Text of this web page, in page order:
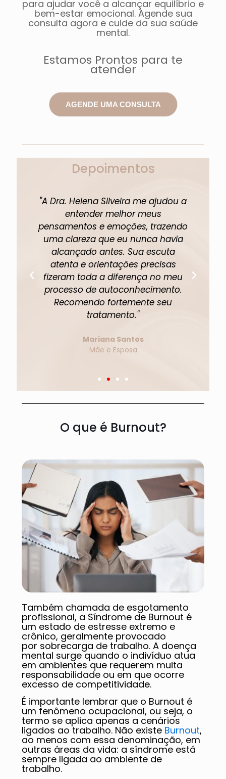
para ajudar você a alcançar equilíbrio e
bem-estar emocional. Agende sua
consulta agora e cuide da sua saúde
mental.
Estamos Prontos para te
atender
AGENDE UMA CONSULTA
Depoimentos
"A Dra. Helena Silveira me ajudou a
entender melhor meus
pensamentos e emoções, trazendo
uma clareza que eu nunca havia
alcançado antes. Sua escuta
atenta e orientações precisas
fizeram toda a diferença no meu
processo de autoconhecimento.
Recomendo fortemente seu
tratamento."
Mariana Santos
Mãe e Esposa
O que é Burnout?
Também chamada de esgotamento
profissional, a Síndrome de Burnout é
um estado de estresse extremo e
crônico, geralmente provocado
por sobrecarga de trabalho. A doença
mental surge quando o indivíduo atua
em ambientes que requerem muita
responsabilidade ou em que ocorre
excesso de competitividade.
É importante lembrar que o Burnout é
um fenômeno ocupacional, ou seja, o
termo se aplica apenas a cenários
ligados ao trabalho. Não existe Burnout,
ao menos com essa denominação, em
outras áreas da vida: a síndrome está
sempre ligada ao ambiente de
trabalho.